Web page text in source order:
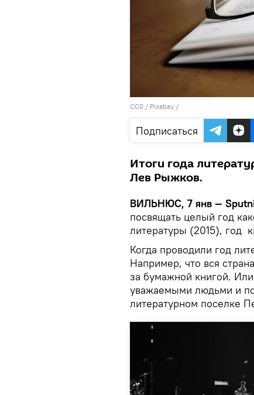
CC0 / Рixabay /
Подписаться
Итоги года
Лев Рыжков.
ВИЛЬНЮС, 7 янв —
посвящать целый год
литературы (2015), год
Когда проводили год
Например, что вся
за бумажной книгой. Или
уважаемыми людьми и
литературном поселке